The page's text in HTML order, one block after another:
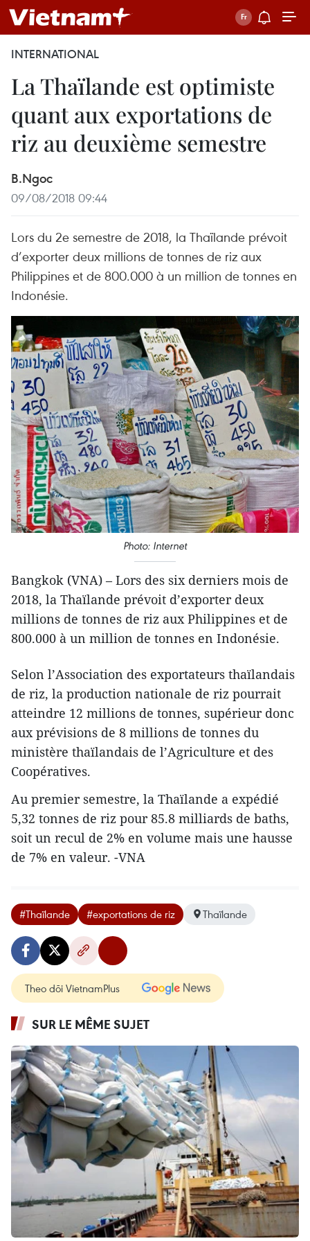
INTERNATIONAL
La Thaïlande est optimiste
quant aux exportations de
riz au deuxième semestre
B.Ngoc
09/08/2018 09:44
Lors du 2e semestre de 2018, la Thaïlande prévoit
d’exporter deux millions de tonnes de riz aux
Philippines et de 800.000 à un million de tonnes en
Indonésie.
Photo: Internet
Bangkok (VNA) – Lors des six derniers mois de
2018, la Thaïlande prévoit d’exporter deux
millions de tonnes de riz aux Philippines et de
800.000 à un million de tonnes en Indonésie.
Selon l’Association des exportateurs thaïlandais
de riz, la production nationale de riz pourrait
atteindre 12 millions de tonnes, supérieur donc
aux prévisions de 8 millions de tonnes du
ministère thaïlandais de l’Agriculture et des
Coopératives.
Au premier semestre, la Thaïlande a expédié
5,32 tonnes de riz pour 85.8 milliards de baths,
soit un recul de 2% en volume mais une hausse
de 7% en valeur. -VNA
#Thaïlande #exportations de riz Thaïlande
Theo dõi VietnamPlus
SUR LE MÊME SUJET